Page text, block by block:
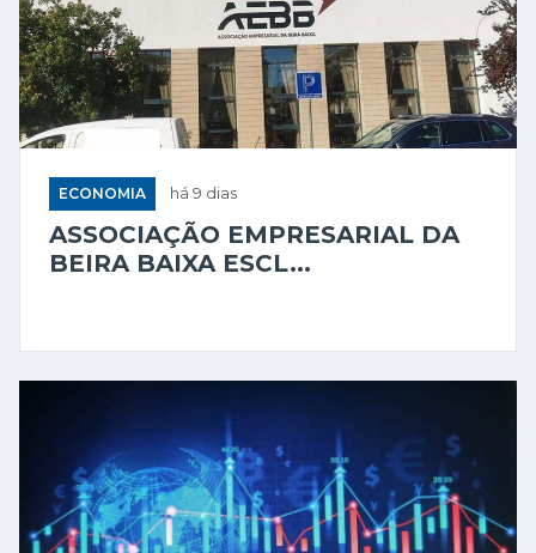
ECONOMIA há 9 dias
ASSOCIAÇÃO EMPRESARIAL DA
BEIRA BAIXA ESCL...